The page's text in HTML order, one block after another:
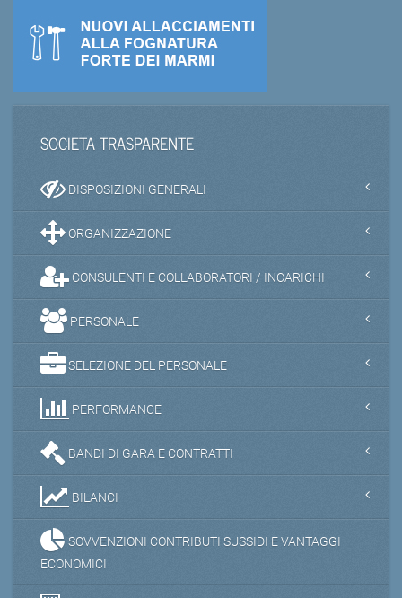
SOCIETA TRASPARENTE
DISPOSIZIONI GENERALI
ORGANIZZAZIONE
CONSULENTI E COLLABORATORI / INCARICHI
PERSONALE
SELEZIONE DEL PERSONALE
PERFORMANCE
BANDI DI GARA E CONTRATTI
BILANCI
SOVVENZIONI CONTRIBUTI SUSSIDI E VANTAGGI
ECONOMICI